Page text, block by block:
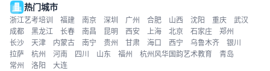
热门城市
浙江艺考培训 福建 南京 深圳 广州 合肥 山西 沈阳 重庆
武汉
成都
黑龙江 长春 南昌 昆明 西安 上海 北京 石家庄
郑州
长沙
天津 内蒙古 南宁 贵州 甘肃 海口 西宁 乌鲁木齐
银川
拉萨
杭州 河南 四川 山东 福州 杭州风华国韵艺术教育
青岛
常州
洛阳 大连